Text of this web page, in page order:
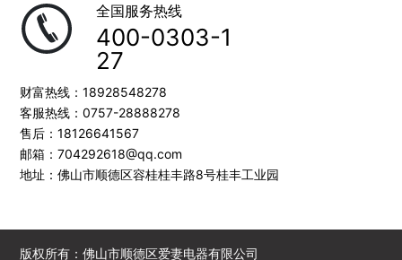
全国服务热线
400-0303-1
27
财富热线：18928548278
客服热线：0757-28888278
售后：18126641567
邮箱：704292618@qq.com
地址：佛山市顺德区容桂桂丰路8号桂丰工业园
版权所有：佛山市顺德区爱妻电器有限公司